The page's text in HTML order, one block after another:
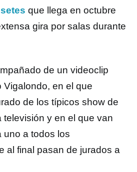
que llega en octubre
gira por salas durante
de un videoclip
Vigalondo, en el que
de los típicos show de
televisión y en el que van
uno a todos los
al final pasan de jurados a